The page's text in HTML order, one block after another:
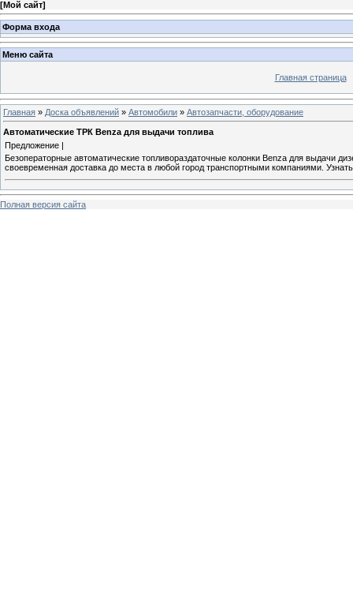
[Мой сайт]
Форма входа
Меню сайта
Главная страница
Главная » Доска объявлений » Автомобили » Автозапчасти, оборудование
Автоматические ТРК Benza для выдачи топлива
Предложение |
Безоператорные автоматические топливораздаточные колонки Benza для выдачи
своевременная доставка до места в любой город транспортными компаниями.
Полная версия сайта